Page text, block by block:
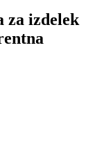
za izdelek